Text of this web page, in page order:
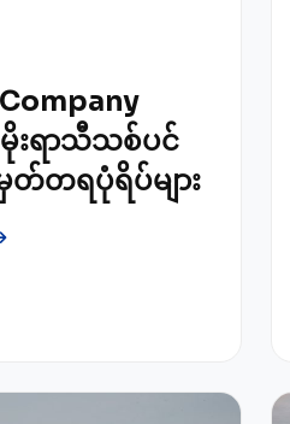
းရာသီသစ်ပင်
တရပုံရိပ်များ